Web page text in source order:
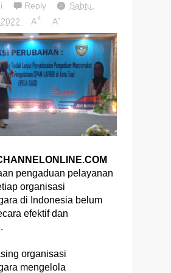
Reply
Sabtu,
A+ A-
pengaduan pelayanan
organisasi
di Indonesia belum
efektif dan
organisasi
mengelola